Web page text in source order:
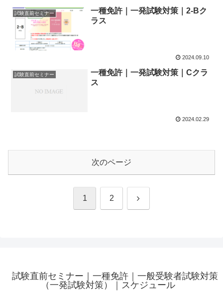
試験直前セミナー
一種免許｜一発試験対策｜2-Bク
ラス
2024.09.10
試験直前セミナー
一種免許｜一発試験対策｜Cクラ
ス
2024.02.29
次のページ
1 2 次
試験直前セミナー｜一種免許｜一般受験者試験対策
（一発試験対策）｜スケジュール